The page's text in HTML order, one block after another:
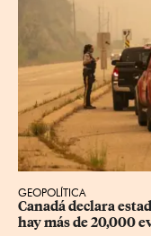
GEOPOLÍTICA
Canadá declara
hay más de 20,000